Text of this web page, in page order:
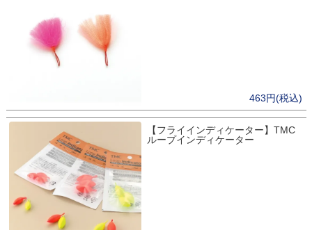
463円(税込)
【フライインディケーター】TMC
ループインディケーター